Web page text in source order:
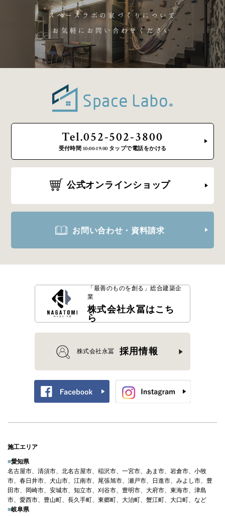
スペースラボの家づくりについて
お気軽にお問い合わせください
Tel.052-502-3800
受付時間 10:00-19:00 タップで電話をかける
公式オンラインショップ
お問い合わせ・資料請求
「最善のものを創る」 総合建築企
業
株式会社永冨はこち
ら
株式会社永冨 採用情報
施工エリア
■愛知県
名古屋市、清須市、北名古屋市、稲沢市、一宮市、あま市、岩倉市、小牧
市、春日井市、犬山市、江南市、尾張旭市、瀬戸市、日進市、みよし市、豊
田市、岡崎市、安城市、知立市、刈谷市、豊明市、大府市、東海市、津島
市、愛西市、豊山町、長久手町、東郷町、大治町、蟹江町、大口町、など
■岐阜県